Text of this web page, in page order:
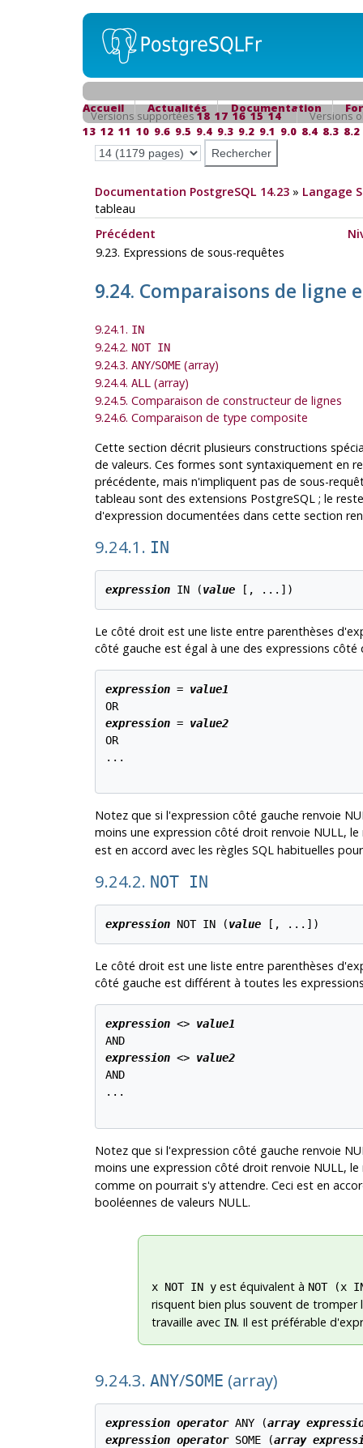
Accueil Actualités Documentation
Versions supportées18 17 16 15 14
Versions
13 12 11 10 9.6 9.5 9.4 9.3 9.2 9.1 9.0 8.4 8.3 8.2
Documentation PostgreSQL 14.23» Langage
tableau
Précédent
9.23. Expressions de sous-requêtes
9.24. Comparaisons de ligne
9.24.1. IN
9.24.2. NOT IN
9.24.3. ANY/SOME(array)
9.24.4. ALL(array)
9.24.5. Comparaison de constructeur de lignes
9.24.6. Comparaison de type composite
Cette section décrit plusieurs constructions
de valeurs. Ces formes sont syntaxiquement en
précédente, mais n'impliquent pas de sous-
tableau sont des extensions PostgreSQL; le
d'expression documentées dans cette section
9.24.1. IN
expression IN (value [ , ...
Le côté droit est une liste entre parenthèses
côté gauche est égal à une des expressions
expression = value1
expression = value2
OR
...
Notez que si l'expression côté gauche renvoie
moins une expression côté droit renvoie NULL,
est en accord avec les règles SQL habituelles
9.24.2. NOT IN
expression NOT IN (value [ , ...
Le côté droit est une liste entre parenthèses
côté gauche est différent à toutes les
expression <> value1
expression <> value2
AND
...
Notez que si l'expression côté gauche renvoie
moins une expression côté droit renvoie NULL,
comme on pourrait s'y attendre. Ceci est en
booléennes de valeurs NULL.
x NOT IN y est équivalent à NOT (x
risquent bien plus souvent de tromper
travaille avec IN. Il est préférable
9.24.3. ANY/SOME (array)
expression operator ANY (array
expression operator SOME (array